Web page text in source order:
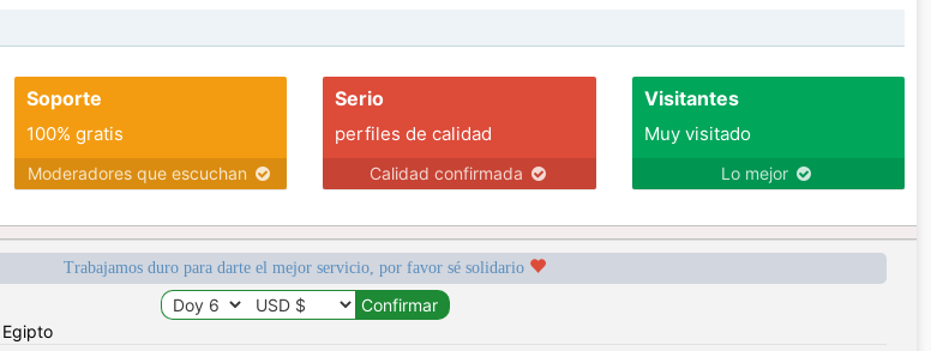
Soporte
100% gratis
Moderadores que escuchan
Serio
perfiles de calidad
Calidad confirmada
Visitantes
Muy visitado
Lo mejor
Trabajamos duro para darte el mejor servicio, por favor sé solidario